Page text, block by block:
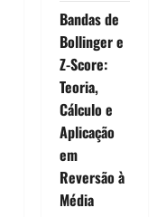
Bandas de
Bollinger e
Z-Score:
Teoria,
Cálculo e
Aplicação
em
Reversão à
Média